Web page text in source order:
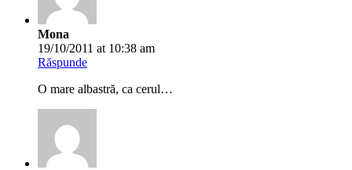
Mona
19/10/2011 at 10:38 am
Răspunde
O mare albastră, ca cerul…